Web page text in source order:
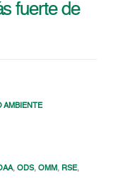
fuerte de
AMBIENTE
,ODS,OMM, RSE,